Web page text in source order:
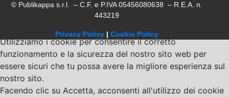
© Publikappa s.r.l. – C.F. e P.IVA 05456080638 – R.E.A. n.
443219
Privacy Policy | Cookie Policy
Utilizziamo i cookie per consentire il corretto
funzionamento e la sicurezza del nostro sito web per
essere sicuri che tu possa avere la migliore esperienza sul
nostro sito.
Facendo clic su Accetta, acconsenti all'utilizzo dei cookie